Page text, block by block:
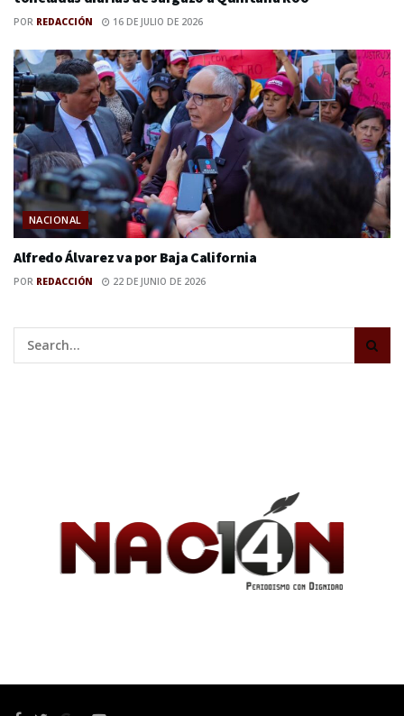
POR REDACCIÓN 16 DE JULIO DE 2026
NACIONAL
Alfredo Álvarez va por Baja California
POR REDACCIÓN 22 DE JUNIO DE 2026